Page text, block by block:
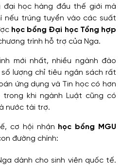
học hàng đầu thế giới mà
nếu trúng tuyển vào các suất
học bổng Đại học Tổng hợp
trình hỗ trợ của Nga.
mới nhất, nhiều ngành đào
lượng chỉ tiêu ngân sách rất
ứng dụng và Tin học có hơn
khi ngành Luật cũng có
nước tài trợ.
cơ hội nhận học bổng MGU
đường chính:
dành cho sinh viên quốc tế.